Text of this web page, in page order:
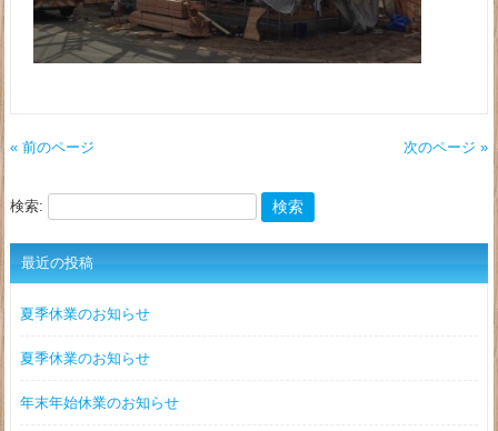
« 前のページ 次のページ »
検索:
最近の投稿
夏季休業のお知らせ
夏季休業のお知らせ
年末年始休業のお知らせ